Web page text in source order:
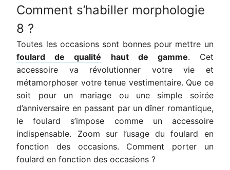
Comment s’habiller morphologie
8 ?
Toutes les occasions sont bonnes pour mettre un
foulard de qualité haut de gamme. Cet
accessoire va révolutionner votre vie et
métamorphoser votre tenue vestimentaire. Que ce
soit pour un mariage ou une simple soirée
d’anniversaire en passant par un dîner romantique,
le foulard s’impose comme un accessoire
indispensable. Zoom sur l’usage du foulard en
fonction des occasions. Comment porter un
foulard en fonction des occasions ?